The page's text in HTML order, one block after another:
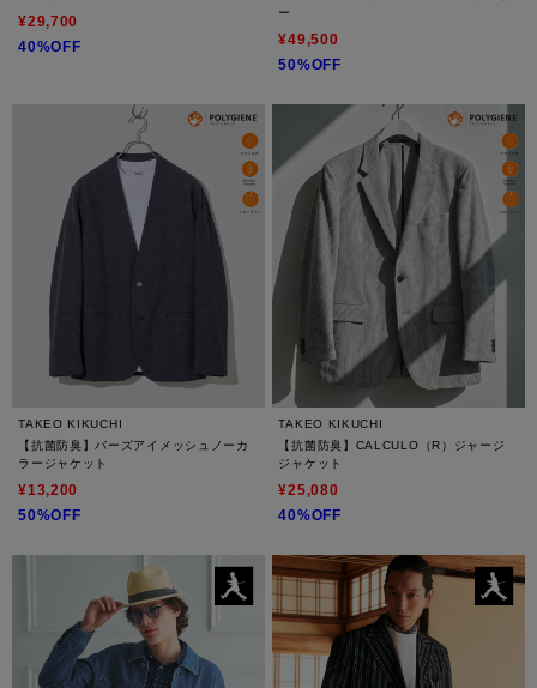
¥29,700
40%OFF
ー
¥49,500
50%OFF
TAKEO KIKUCHI
【抗菌防臭】バーズアイメッシュノーカ
ラージャケット
¥13,200
50%OFF
TAKEO KIKUCHI
【抗菌防臭】CALCULO（R）ジャージ
ジャケット
¥25,080
40%OFF